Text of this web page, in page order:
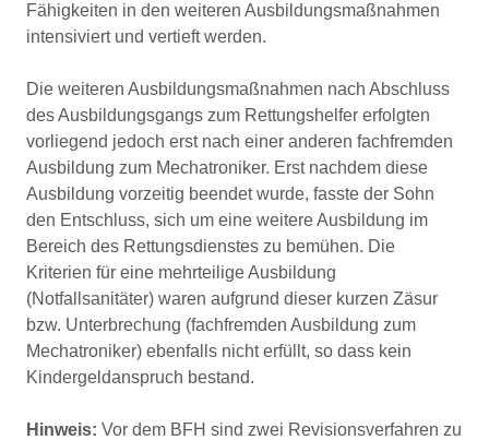
Fähigkeiten in den weiteren Ausbildungsmaßnahmen
intensiviert und vertieft werden.
Die weiteren Ausbildungsmaßnahmen nach Abschluss
des Ausbildungsgangs zum Rettungshelfer erfolgten
vorliegend jedoch erst nach einer anderen fachfremden
Ausbildung zum Mechatroniker. Erst nachdem diese
Ausbildung vorzeitig beendet wurde, fasste der Sohn
den Entschluss, sich um eine weitere Ausbildung im
Bereich des Rettungsdienstes zu bemühen. Die
Kriterien für eine mehrteilige Ausbildung
(Notfallsanitäter) waren aufgrund dieser kurzen Zäsur
bzw. Unterbrechung (fachfremden Ausbildung zum
Mechatroniker) ebenfalls nicht erfüllt, so dass kein
Kindergeldanspruch bestand.
Hinweis: Vor dem BFH sind zwei Revisionsverfahren zu